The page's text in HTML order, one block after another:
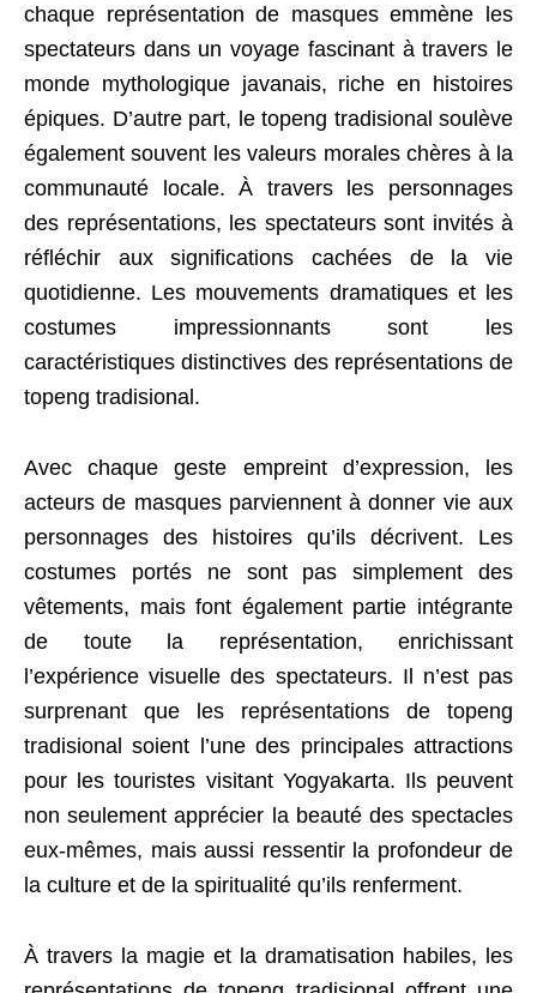
chaque représentation de masques emmène les
spectateurs dans un voyage fascinant à travers le
monde mythologique javanais, riche en histoires
épiques. D’autre part, le topeng tradisional soulève
également souvent les valeurs morales chères à la
communauté locale. À travers les personnages
des représentations, les spectateurs sont invités à
réfléchir aux significations cachées de la vie
quotidienne. Les mouvements dramatiques et les
costumes impressionnants sont les
caractéristiques distinctives des représentations de
topeng tradisional.
Avec chaque geste empreint d’expression, les
acteurs de masques parviennent à donner vie aux
personnages des histoires qu’ils décrivent. Les
costumes portés ne sont pas simplement des
vêtements, mais font également partie intégrante
de toute la représentation, enrichissant
l’expérience visuelle des spectateurs. Il n’est pas
surprenant que les représentations de topeng
tradisional soient l’une des principales attractions
pour les touristes visitant Yogyakarta. Ils peuvent
non seulement apprécier la beauté des spectacles
eux-mêmes, mais aussi ressentir la profondeur de
la culture et de la spiritualité qu’ils renferment.
À travers la magie et la dramatisation habiles, les